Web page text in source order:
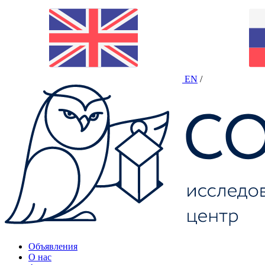
EN /
Объявления
О нас